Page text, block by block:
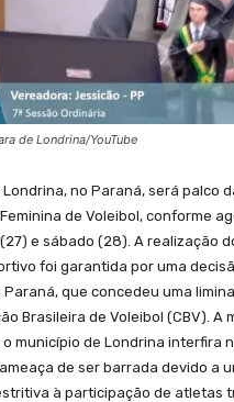
de Londrina/YouTube
no Paraná, será palco
de Voleibol, conforme
e sábado (28). A realização
foi garantida por uma
Paraná, que concedeu uma
Brasileira de Voleibol (CBV). A
município de Londrina interfira
de ser barrada devido a
à participação de atletas